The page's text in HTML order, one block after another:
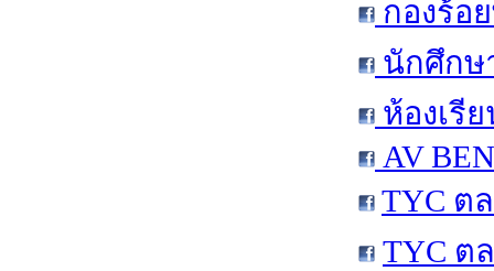
กองร้อ
นักศึกษ
ห้องเรี
AV
TYC ต
TYC ต